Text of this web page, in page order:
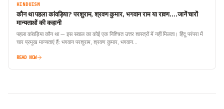
HINDUISM
कौन था पहला कांवड़िया? परशुराम, श्रवण कुमार, भगवान राम या रावण….जानें चारों
मान्यताओं की कहानी
पहला कांवड़िया कौन था — इस सवाल का कोई एक निश्चित उत्तर शास्त्रों में नहीं मिलता। हिंदू परंपरा में
चार प्रमुख मान्यताएं हैं: भगवान परशुराम, श्रवण कुमार, भगवान…
READ NOW